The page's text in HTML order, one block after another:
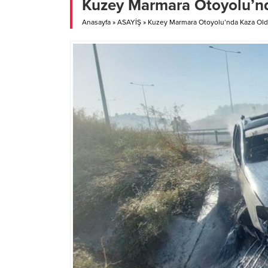
ay sonunu nasıl getireceklerini
düşünerek...
Öztürk,
Kuzey Marmara
Anasayfa » ASAYİŞ » Kuzey Marmara Otoyolu’nda Kaza